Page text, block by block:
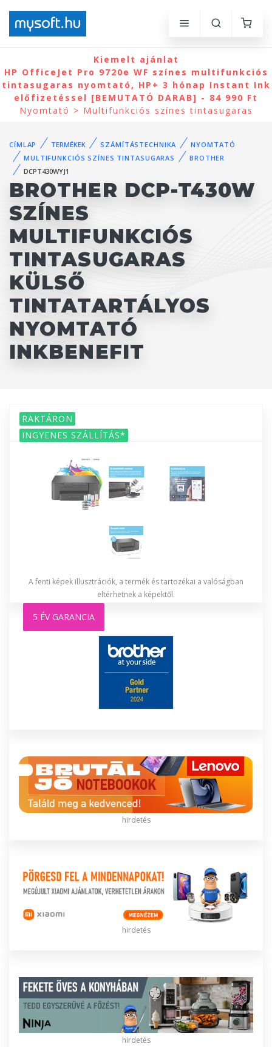
Kiemelt ajánlat
HP OfficeJet Pro 9720e WF színes multifunkciós
tintasugaras nyomtató, HP+ 3 hónap Instant Ink
előfizetéssel [BEMUTATÓ DARAB] - 84 990 Ft
Nyomtató > Multifunkciós színes tintasugaras
CÍMLAP TERMÉKEK SZÁMÍTÁSTECHNIKA
NYOMTATÓ
MULTIFUNKCIÓS SZÍNES TINTASUGARAS
BROTHER
DCPT430WYJ1
BROTHER DCP-T430W
SZÍNES
MULTIFUNKCIÓS
TINTASUGARAS
KÜLSŐ
TINTATARTÁLYOS
NYOMTATÓ
INKBENEFIT
RAKTÁRON
INGYENES SZÁLLÍTÁS*
5 ÉV GARANCIA
A fenti képek illusztrációk, a termék és tartozékai a valóságban
eltérhetnek a képektől.
hirdetés
hirdetés
hirdetés